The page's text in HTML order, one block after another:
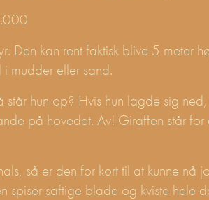
Den kan rent faktisk blive 5 meter
mudder eller sand.
hun op? Hvis hun lagde sig
på hovedet. Av! Giraffen står
så er den for kort til at kunne nå
spiser saftige blade og kviste hele